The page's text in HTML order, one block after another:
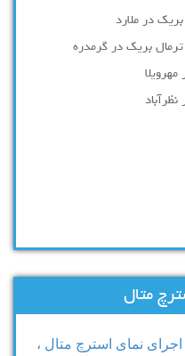
در ملارد
ترمال بریک در گرمدره
متال
نمای استرچ متال ،